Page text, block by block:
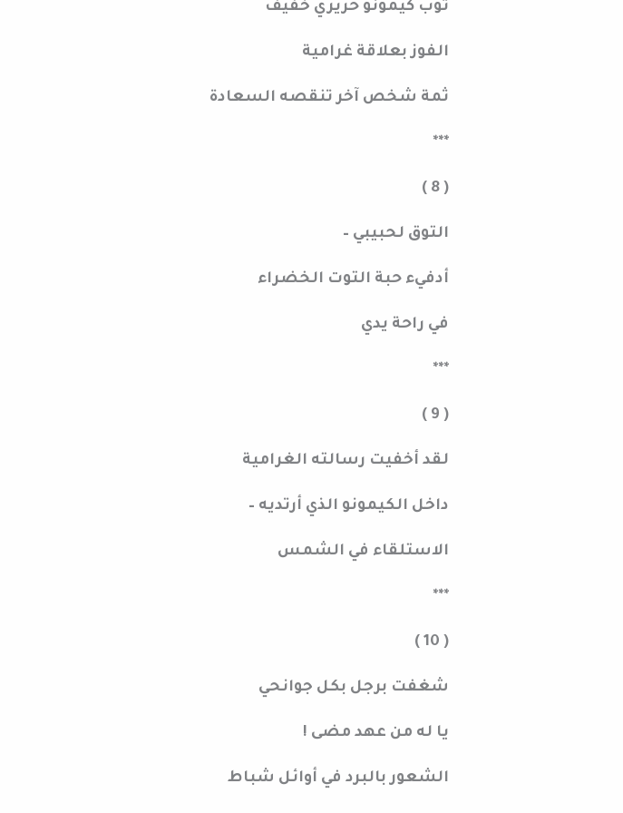
ثوب كيمونو حريري خفيف
الفوز بعلاقة غرامية
ثمة شخص آخر تنقصه السعادة
***
( 8 )
التوق لحبيبي –
أدفيء حبة التوت الخضراء
في راحة يدي
***
( 9 )
لقد أخفيت رسالته الغرامية
داخل الكيمونو الذي أرتديه –
الاستلقاء في الشمس
***
( 10 )
شغفت برجل بكل جوانحي
يا له من عهد مضى !
الشعور بالبرد في أوائل شباط